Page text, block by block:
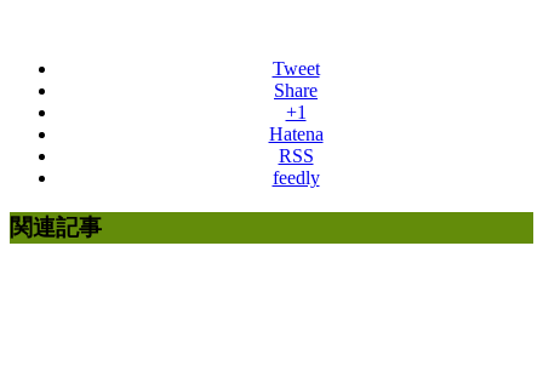
Tweet
Share
+1
Hatena
RSS
feedly
関連記事